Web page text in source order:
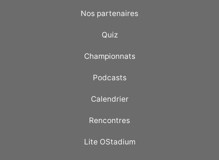
Nos partenaires
Quiz
Championnats
Podcasts
Calendrier
Rencontres
Lite OStadium